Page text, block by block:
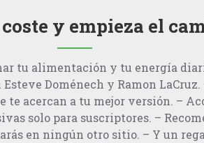
y empieza el
tu alimentación y tu energía
Doménech y Ramon LaCruz.
te acercan a tu mejor versión. –
solo para suscriptores. –
en ningún otro sitio. – Y un